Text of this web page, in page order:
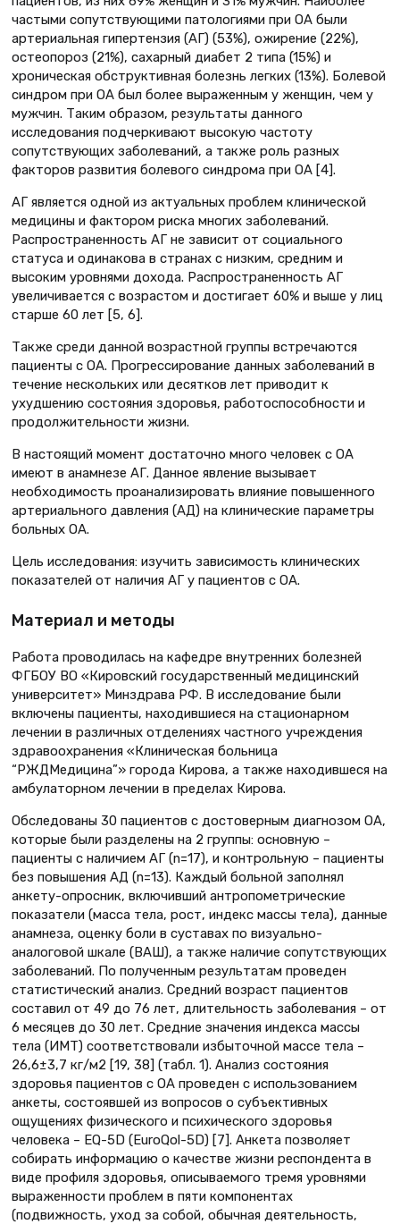
частыми сопутствующими патологиями при ОА были
артериальная гипертензия (АГ) (53%), ожирение (22%),
остеопороз (21%), сахарный диабет 2 типа (15%) и
хроническая обструктивная болезнь легких (13%). Болевой
синдром при ОА был более выраженным у женщин, чем у
мужчин. Таким образом, результаты данного
исследования подчеркивают высокую частоту
сопутствующих заболеваний, а также роль разных
факторов развития болевого синдрома при ОА [4].
АГ является одной из актуальных проблем клинической
медицины и фактором риска многих заболеваний.
Распространенность АГ не зависит от социального
статуса и одинакова в странах с низким, средним и
высоким уровнями дохода. Распространенность АГ
увеличивается с возрастом и достигает 60% и выше у лиц
старше 60 лет [5, 6].
Также среди данной возрастной группы встречаются
пациенты с ОА. Прогрессирование данных заболеваний в
течение нескольких или десятков лет приводит к
ухудшению состояния здоровья, работоспособности и
продолжительности жизни.
В настоящий момент достаточно много человек с ОА
имеют в анамнезе АГ. Данное явление вызывает
необходимость проанализировать влияние повышенного
артериального давления (АД) на клинические параметры
больных ОА.
Цель исследования: изучить зависимость клинических
показателей от наличия АГ у пациентов с ОА.
Материал и методы
Работа проводилась на кафедре внутренних болезней
ФГБОУ ВО «Кировский государственный медицинский
университет» Минздрава РФ. В исследование были
включены пациенты, находившиеся на стационарном
лечении в различных отделениях частного учреждения
здравоохранения «Клиническая больница
“РЖДМедицина”» города Кирова, а также находившеся на
амбулаторном лечении в пределах Кирова.
Обследованы 30 пациентов с достоверным диагнозом ОА,
которые были разделены на 2 группы: основную –
пациенты с наличием АГ (n=17), и контрольную – пациенты
без повышения АД (n=13). Каждый больной заполнял
анкету-опросник, включивший антропометрические
показатели (масса тела, рост, индекс массы тела), данные
анамнеза, оценку боли в суставах по визуально-
аналоговой шкале (ВАШ), а также наличие сопутствующих
заболеваний. По полученным результатам проведен
статистический анализ. Средний возраст пациентов
составил от 49 до 76 лет, длительность заболевания – от
6 месяцев до 30 лет. Средние значения индекса массы
тела (ИМТ) соответствовали избыточной массе тела –
26,6±3,7 кг/м2 [19, 38] (табл. 1). Анализ состояния
здоровья пациентов с ОА проведен с использованием
анкеты, состоявшей из вопросов о субъективных
ощущениях физического и психического здоровья
человека – EQ-5D (EuroQol-5D) [7]. Анкета позволяет
собирать информацию о качестве жизни респондента в
виде профиля здоровья, описываемого тремя уровнями
выраженности проблем в пяти компонентах
(подвижность, уход за собой, обычная деятельность,